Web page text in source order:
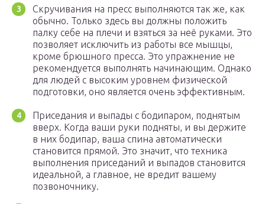
Скручивания на пресс выполняются так же, как
обычно. Только здесь вы должны положить
палку себе на плечи и взяться за неё руками. Это
позволяет исключить из работы все мышцы,
кроме брюшного пресса. Это упражнение не
рекомендуется выполнять начинающим. Однако
для людей с высоким уровнем физической
подготовки, оно является очень эффективным.
Приседания и выпады с бодипаром, поднятым
вверх. Когда ваши руки подняты, и вы держите
в них бодипар, ваша спина автоматически
становится прямой. Это значит, что техника
выполнения приседаний и выпадов становится
идеальной, а главное, не вредит вашему
позвоночнику.